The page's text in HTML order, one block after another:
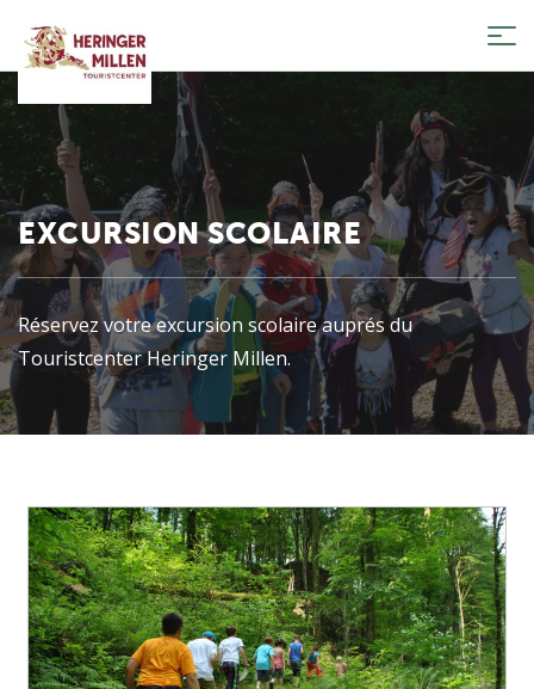
EXCURSION SCOLAIRE
Réservez votre excursion scolaire auprés du
Touristcenter Heringer Millen.